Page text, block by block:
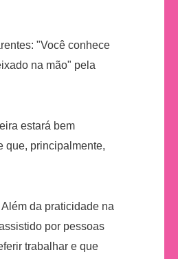
"Você conhece
na mão" pela
estará bem
que, principalmente,
da praticidade na
por pessoas
trabalhar e que